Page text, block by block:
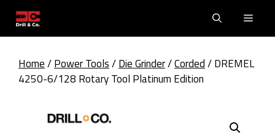
content
Home/Power Tools/Die Grinder/Corded/ DREMEL
4250-6/128 Rotary Tool Platinum Edition